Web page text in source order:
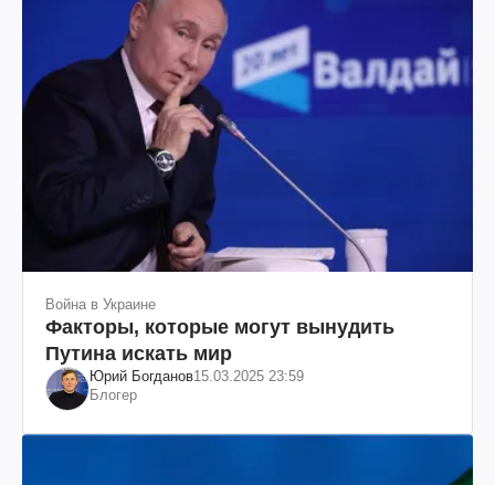
Война в Украине
Факторы, которые могут вынудить
Путина искать мир
Юрий Богданов15.03.2025 23:59
Блогер